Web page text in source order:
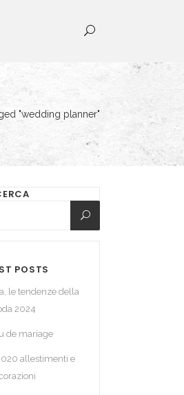
"wedding planner"
POSTS
le tendenze della
2024
de mariage
allestimenti e